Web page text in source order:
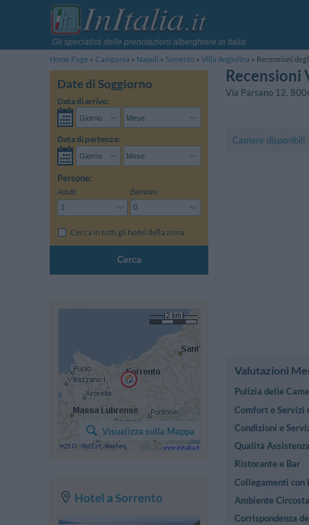
Gli specialisti delle prenotazioni alberghiere in Italia
Home Page
Campania Napoli Sorrento Villa Angiolina Recensioni
Date di Soggiorno
Data di arrivo:
Data di partenza:
Persone:
Adulti: Bambini:
Cerca in tutti gli hotel della zona
Cerca
Recensioni
Via Parsano 12,
Camere disponibili
Valutazioni
Pulizia delle
Comfort e Servizi
Condizioni e
Qualità
Ristorante e Bar
Collegamenti con
Ambiente
Corrispondenza
Visualizza sulla Mappa
Hotel a Sorrento